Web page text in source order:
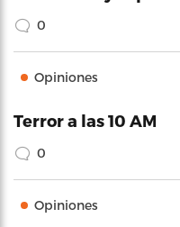
0
Opiniones
Terror a las 10 AM
0
Opiniones